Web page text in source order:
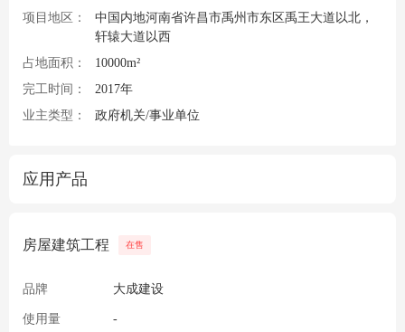
项目地区：
中国内地河南省许昌市禹州市东区禹王大道以北，
轩辕大道以西
占地面积：
10000m²
完工时间：
2017年
业主类型：
政府机关/事业单位
应用产品
房屋建筑工程 在售
品牌 大成建设
使用量 -